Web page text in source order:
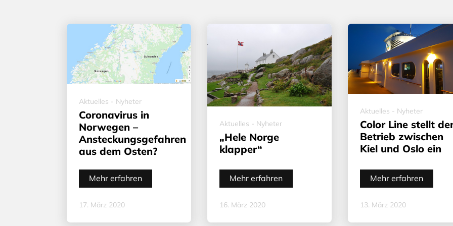
Aktuelles - Nyheter
Coronavirus in
Norwegen –
Ansteckungsgefahren
aus dem Osten?
Mehr erfahren
17. März 2020
Aktuelles - Nyheter
„Hele Norge
klapper“
Mehr erfahren
16. März 2020
Aktuelles - Nyheter
Color Line stellt
Betrieb zwischen
Kiel und Oslo ein
Mehr erfahren
13. März 2020